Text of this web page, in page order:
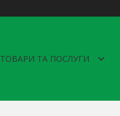
ТОВАРИ ТА ПОСЛУГИ